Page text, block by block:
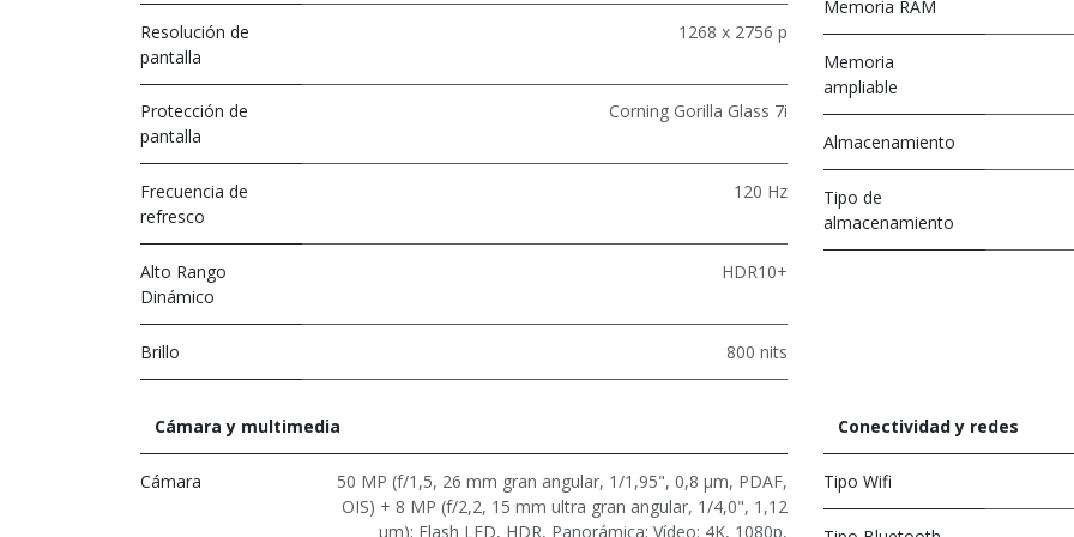
Resolución de
pantalla
1268 x 2756 p
Protección de
pantalla
Corning Gorilla Glass 7i
Frecuencia de
refresco
120 Hz
Alto Rango
Dinámico
HDR10+
Brillo 800 nits
Memoria RAM
Memoria
ampliable
Almacenamiento
Tipo de
almacenamiento
Cámara y multimedia
Cámara
50 MP (f/1,5, 26 mm gran angular, 1/1,95", 0,8 μm, PDAF,
OIS) + 8 MP (f/2,2, 15 mm ultra gran angular, 1/4,0", 1,12
μm); Flash LED, HDR, Panorámica; Vídeo: 4K, 1080p,
Conectividad y redes
Tipo Wifi